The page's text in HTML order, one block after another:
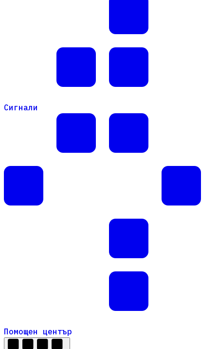
Сигнали
Помощен център
Помощен център